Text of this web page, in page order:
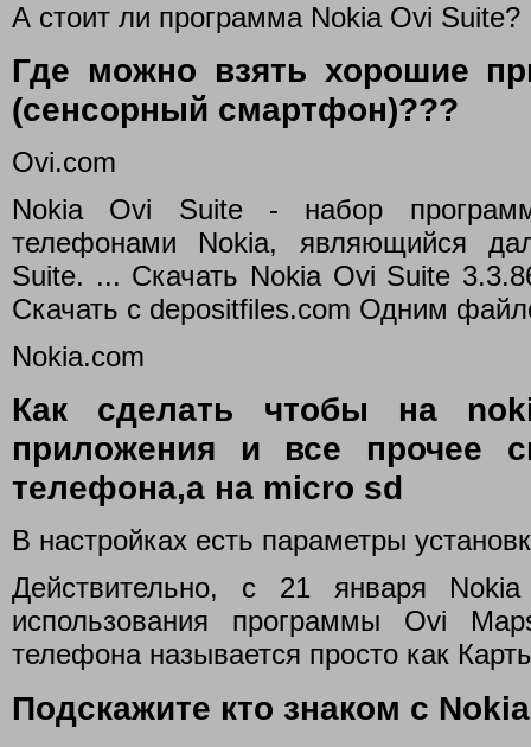
А стоит ли программа Nokia Ovi Suite?
Где можно взять хорошие
(сенсорный смартфон)???
Ovi.com
Nokia Ovi Suite - набор
телефонами Nokia, являющийся
Suite. ... Скачать Nokia Ovi Suite
Скачать с depositfiles.com Одним
Nokia.com
Как сделать чтобы на
приложения и все прочее
телефона,а на micro sd
В настройках есть параметры
Действительно, с 21 января
использования программы Ovi
телефона называется просто как
Подскажите кто знаком с